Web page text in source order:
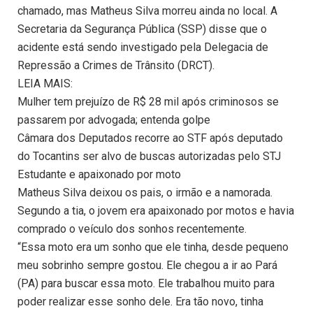
chamado, mas Matheus Silva morreu ainda no local. A
Secretaria da Segurança Pública (SSP) disse que o
acidente está sendo investigado pela Delegacia de
Repressão a Crimes de Trânsito (DRCT).
LEIA MAIS:
Mulher tem prejuízo de R$ 28 mil após criminosos se
passarem por advogada; entenda golpe
Câmara dos Deputados recorre ao STF após deputado
do Tocantins ser alvo de buscas autorizadas pelo STJ
Estudante e apaixonado por moto
Matheus Silva deixou os pais, o irmão e a namorada.
Segundo a tia, o jovem era apaixonado por motos e havia
comprado o veículo dos sonhos recentemente.
“Essa moto era um sonho que ele tinha, desde pequeno
meu sobrinho sempre gostou. Ele chegou a ir ao Pará
(PA) para buscar essa moto. Ele trabalhou muito para
poder realizar esse sonho dele. Era tão novo, tinha